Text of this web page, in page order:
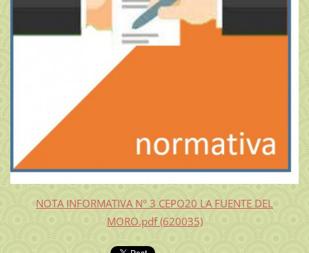
NOTA INFORMATIVA Nº 3 CEPO20 LA FUENTE DEL
MORO.pdf (620035)